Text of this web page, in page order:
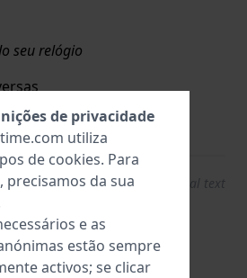
seu relógio
Show original text
de 2022
de privacidade
utiliza
de cookies. Para
precisamos da sua
e as
estão sempre
activos; se clicar